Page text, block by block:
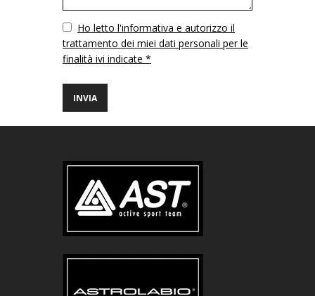
VuotoHo letto l'informativa e autorizzo il
trattamento dei miei dati personali per le
finalità ivi indicate *